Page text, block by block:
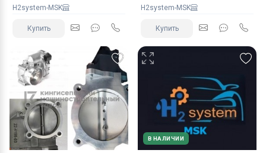
H2system-MSK
Купить
H2system-MSK
Купить
В НАЛИЧИИ